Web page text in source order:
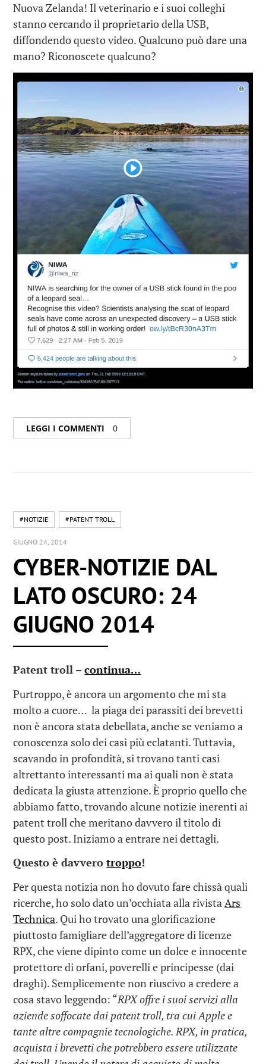
Nuova Zelanda! Il veterinario e i suoi colleghi
stanno cercando il proprietario della USB,
diffondendo questo video. Qualcuno può dare una
mano? Riconoscete qualcuno?
LEGGI I COMMENTI 0
#NOTIZIE #PATENT TROLL
GIUGNO 24, 2014
CYBER-NOTIZIE DAL
LATO OSCURO: 24
GIUGNO 2014
Patent troll –continua…
Purtroppo, è ancora un argomento che mi sta
molto a cuore… la piaga dei parassiti dei brevetti
non è ancora stata debellata, anche se veniamo a
conoscenza solo dei casi più eclatanti. Tuttavia,
scavando in profondità, si trovano tanti casi
altrettanto interessanti ma ai quali non è stata
dedicata la giusta attenzione. È proprio quello che
abbiamo fatto, trovando alcune notizie inerenti ai
patent troll che meritano davvero il titolo di
questo post. Iniziamo a entrare nei dettagli.
Questo è davverotroppo!
Per questa notizia non ho dovuto fare chissà quali
ricerche, ho solo dato un’occhiata alla rivista Ars
Technica. Qui ho trovato una glorificazione
piuttosto famigliare dell’aggregatore di licenze
RPX, che viene dipinto come un dolce e innocente
protettore di orfani, poverelli e principesse (dai
draghi). Semplicemente non riuscivo a credere a
cosa stavo leggendo: “RPX offre i suoi servizi alla
aziende soffocate dai patent troll, tra cui Apple e
tante altre compagnie tecnologiche. RPX, in pratica,
acquista i brevetti che potrebbero essere utilizzate